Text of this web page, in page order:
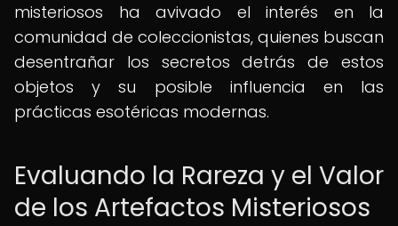
misteriosos ha avivado el interés en la
comunidad de coleccionistas, quienes buscan
desentrañar los secretos detrás de estos
objetos y su posible influencia en las
prácticas esotéricas modernas.
Evaluando la Rareza y el Valor
de los Artefactos Misteriosos